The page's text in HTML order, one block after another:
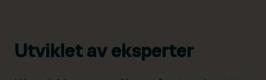
Utviklet av eksperter